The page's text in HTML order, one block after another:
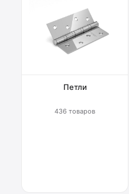
Петли
436 товаров